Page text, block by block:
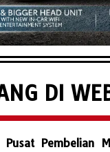
DI
Pembelian